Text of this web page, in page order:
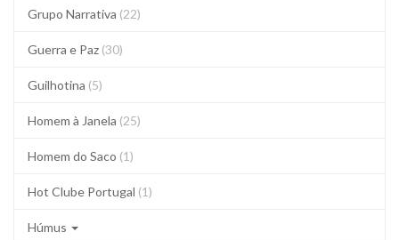
Grupo Narrativa (22)
Guerra e Paz (30)
Guilhotina (5)
Homem à Janela (25)
Homem do Saco (1)
Hot Clube Portugal (1)
Húmus